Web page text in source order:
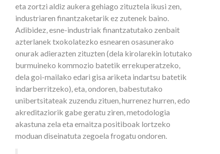
eta zortzi aldiz aukera gehiago zituztela ikusi zen,
industriaren finantzaketarik ez zutenek baino.
Adibidez, esne-industriak finantzatutako zenbait
azterlanek txokolatezko esnearen osasunerako
onurak adierazten zituzten (dela kirolarekin lotutako
burmuineko kommozio batetik errekuperatzeko,
dela goi-mailako edari gisa ariketa indartsu batetik
indarberritzeko), eta, ondoren, babestutako
unibertsitateak zuzendu zituen, hurrenez hurren, edo
akreditaziorik gabe geratu ziren, metodologia
akastuna zela eta emaitza positiboak lortzeko
moduan diseinatuta zegoela frogatu ondoren.